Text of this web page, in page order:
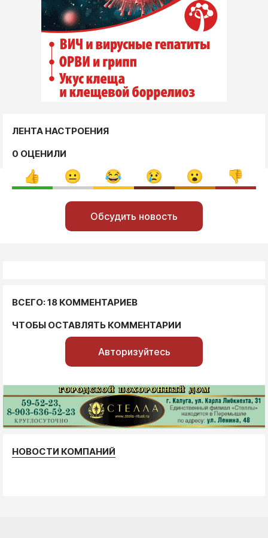
ЛЕНТА НАСТРОЕНИЯ
0 ОЦЕНИЛИ
Обсудить новость
ВСЕГО: 18 КОММЕНТАРИЕВ
ЧТОБЫ ОСТАВЛЯТЬ КОММЕНТАРИИ
Авторизуйтесь
НОВОСТИ КОМПАНИЙ